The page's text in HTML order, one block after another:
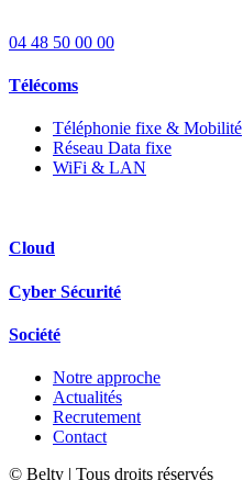
04 48 50 00 00
Télécoms
Téléphonie fixe & Mobilité
Réseau Data fixe
WiFi & LAN
Cloud
Cyber Sécurité
Société
Notre approche
Actualités
Recrutement
Contact
© Belty | Tous droits réservés